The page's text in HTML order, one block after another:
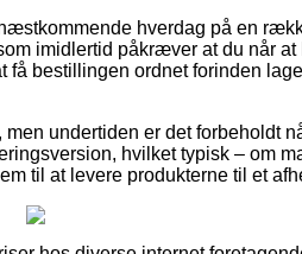
hverdag på en
imidlertid påkræver at du når
få bestillingen ordnet forinden
undertiden er det forbeholdt
hvilket typisk – om
til at levere produkterne til et